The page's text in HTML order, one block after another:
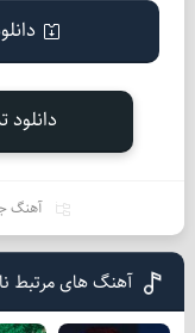
آهنگ
آهنگ های مرتبط